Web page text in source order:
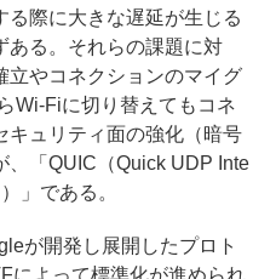
際に大きな遅延が生じる
ある。それらの課題に対
立やコネクションのマイグ
Wi-Fiに切り替えてもコネ
キュリティ面の強化（暗号
、「QUIC（Quick UDP Inte
」である。
が開発し展開したプロト
によって標準化が進められ